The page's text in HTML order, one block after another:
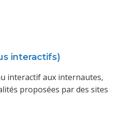
interactifs)
interactif aux internautes,
proposées par des sites